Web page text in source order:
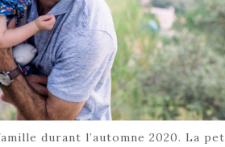
durant l’automne 2020. La